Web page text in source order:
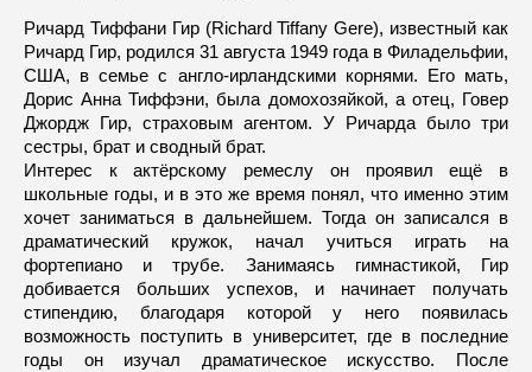
Ричард Тиффани Гир (Richard Tiffany Gere), известный как
Ричард Гир, родился 31 августа 1949 года в Филадельфии,
США, в семье с англо-ирландскими корнями. Его мать,
Дорис Анна Тиффэни, была домохозяйкой, а отец, Говер
Джордж Гир, страховым агентом. У Ричарда было три
сестры, брат и сводный брат.
Интерес к актёрскому ремеслу он проявил ещё в
школьные годы, и в это же время понял, что именно этим
хочет заниматься в дальнейшем. Тогда он записался в
драматический кружок, начал учиться играть на
фортепиано и трубе. Занимаясь гимнастикой, Гир
добивается больших успехов, и начинает получать
стипендию, благодаря которой у него появилась
возможность поступить в университет, где в последние
годы он изучал драматическое искусство. После